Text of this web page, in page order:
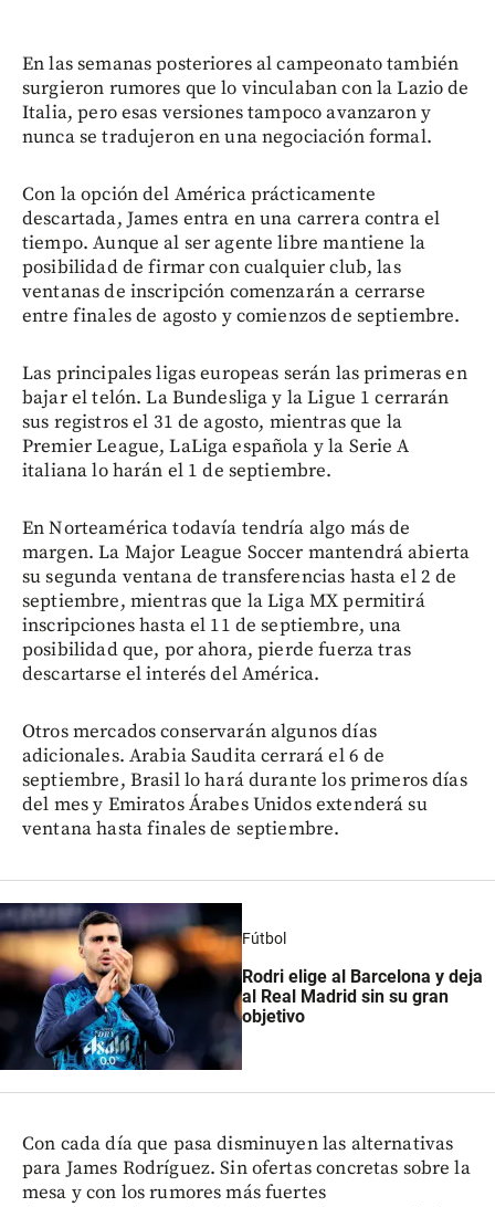
En las semanas posteriores al campeonato también
surgieron rumores que lo vinculaban con la Lazio de
Italia, pero esas versiones tampoco avanzaron y
nunca se tradujeron en una negociación formal.
Con la opción del América prácticamente
descartada, James entra en una carrera contra el
tiempo. Aunque al ser agente libre mantiene la
posibilidad de firmar con cualquier club, las
ventanas de inscripción comenzarán a cerrarse
entre finales de agosto y comienzos de septiembre.
Las principales ligas europeas serán las primeras en
bajar el telón. La Bundesliga y la Ligue 1 cerrarán
sus registros el 31 de agosto, mientras que la
Premier League, LaLiga española y la Serie A
italiana lo harán el 1 de septiembre.
En Norteamérica todavía tendría algo más de
margen. La Major League Soccer mantendrá abierta
su segunda ventana de transferencias hasta el 2 de
septiembre, mientras que la Liga MX permitirá
inscripciones hasta el 11 de septiembre, una
posibilidad que, por ahora, pierde fuerza tras
descartarse el interés del América.
Otros mercados conservarán algunos días
adicionales. Arabia Saudita cerrará el 6 de
septiembre, Brasil lo hará durante los primeros días
del mes y Emiratos Árabes Unidos extenderá su
ventana hasta finales de septiembre.
Fútbol
Rodri elige al Barcelona y deja
al Real Madrid sin su gran
objetivo
Con cada día que pasa disminuyen las alternativas
para James Rodríguez. Sin ofertas concretas sobre la
mesa y con los rumores más fuertes